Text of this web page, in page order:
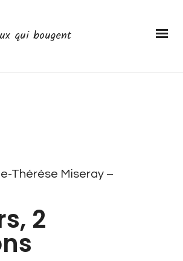
qui bougent
Thérèse Miseray –
2